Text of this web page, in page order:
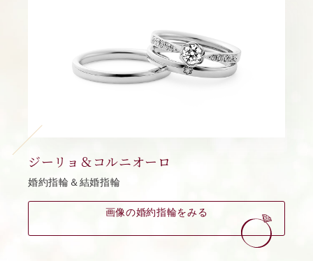
ジーリョ＆コルニオーロ
婚約指輪＆結婚指輪
画像の婚約指輪をみる